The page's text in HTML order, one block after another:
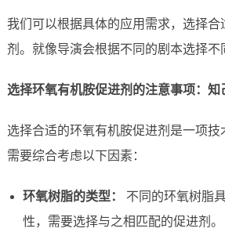
我们可以根据具体的应用需求，选择合
剂。就像导演会根据不同的剧本选择不
选择环氧有机胺促进剂的注意事项：知
选择合适的环氧有机胺促进剂是一项技
需要综合考虑以下因素：
环氧树脂的类型：
不同的环氧树脂
性，需要选择与之相匹配的促进剂。